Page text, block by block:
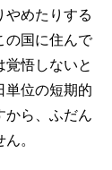
やめたりする
の国に住んで
覚悟しないと
単位の短期的
から、ふだん
。